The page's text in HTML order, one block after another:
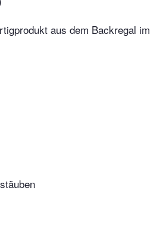
aus dem Backregal im